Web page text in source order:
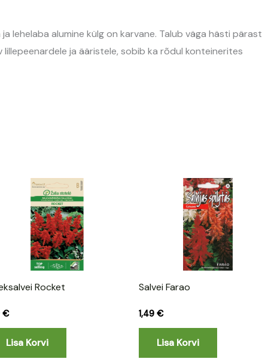
lehelaba alumine külg on karvane. Talub väga hästi pärast
ja ääristele, sobib ka rõdul konteinerites
Rocket
€
Lisa Korvi
Salvei Farao
1,49 €
Lisa Korvi